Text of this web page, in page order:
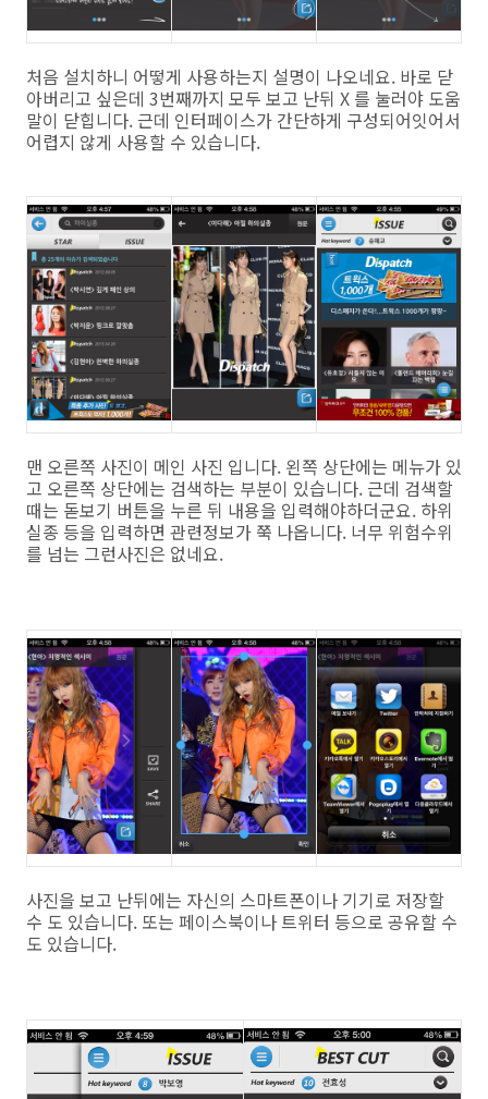
처음 설치하니 어떻게 사용하는지 설명이 나오네요. 바로 닫
아버리고 싶은데 3번째까지 모두 보고 난뒤 X 를 눌러야 도움
말이 닫힙니다. 근데 인터페이스가 간단하게 구성되어잇어서
어렵지 않게 사용할 수 있습니다.
맨 오른쪽 사진이 메인 사진 입니다. 왼쪽 상단에는 메뉴가 있
고 오른쪽 상단에는 검색하는 부분이 있습니다. 근데 검색할
때는 돋보기 버튼을 누른 뒤 내용을 입력해야하더군요. 하위
실종 등을 입력하면 관련정보가 쭉 나옵니다. 너무 위험수위
를 넘는 그런사진은 없네요.
사진을 보고 난뒤에는 자신의 스마트폰이나 기기로 저장할
수 도 있습니다. 또는 페이스북이나 트위터 등으로 공유할 수
도 있습니다.